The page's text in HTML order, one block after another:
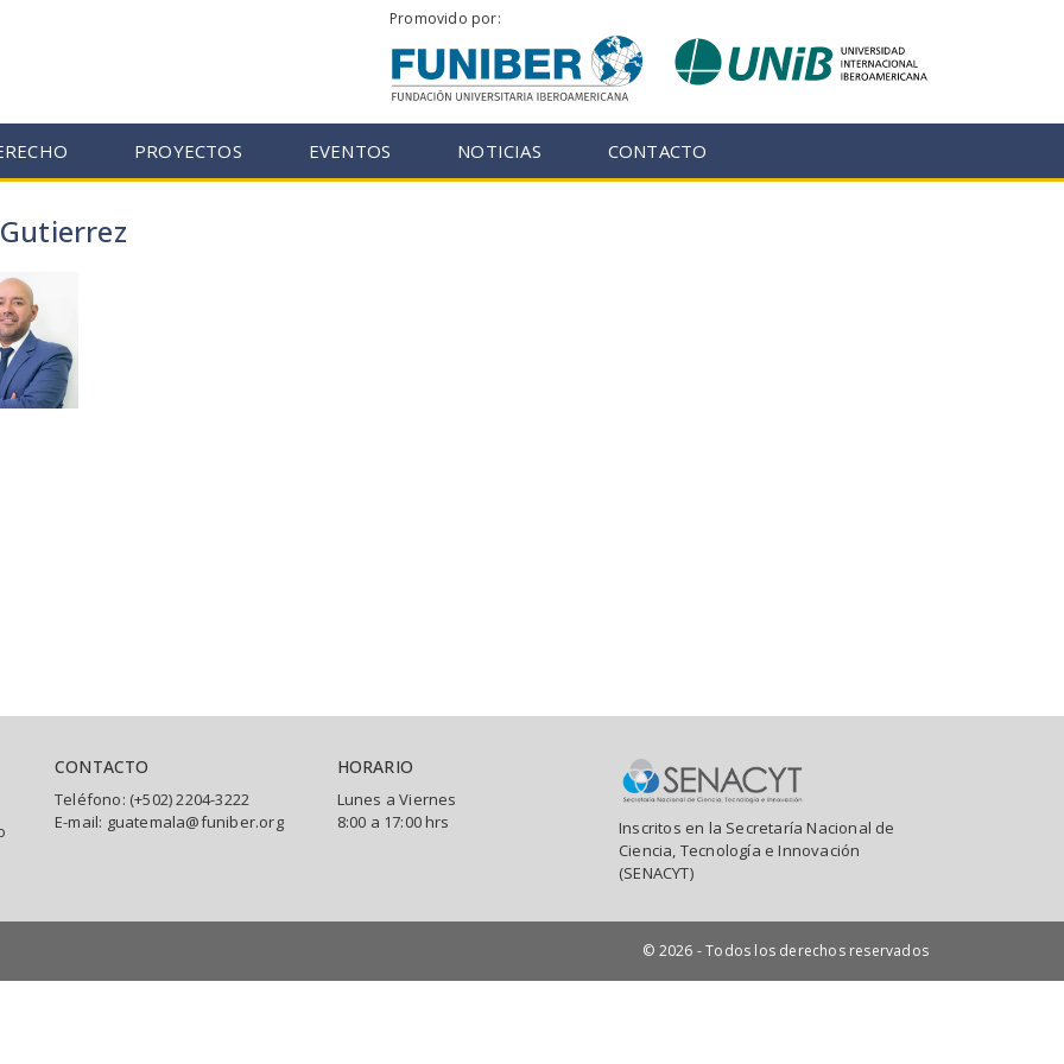
Promovido por:
PROYECTOS EVENTOS NOTICIAS CONTACTO
CONTACTO
Teléfono: (+502) 2204-3222
E-mail: guatemala@funiber.org
HORARIO
Lunes a Viernes
8:00 a 17:00 hrs
Inscritos en la Secretaría Nacional de
Ciencia, Tecnología e Innovación
(SENACYT)
© 2026 - Todos los derechos reservados